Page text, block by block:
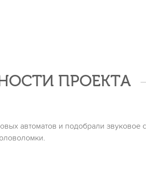
ПРОЕКТА
автоматов и подобрали звуковое